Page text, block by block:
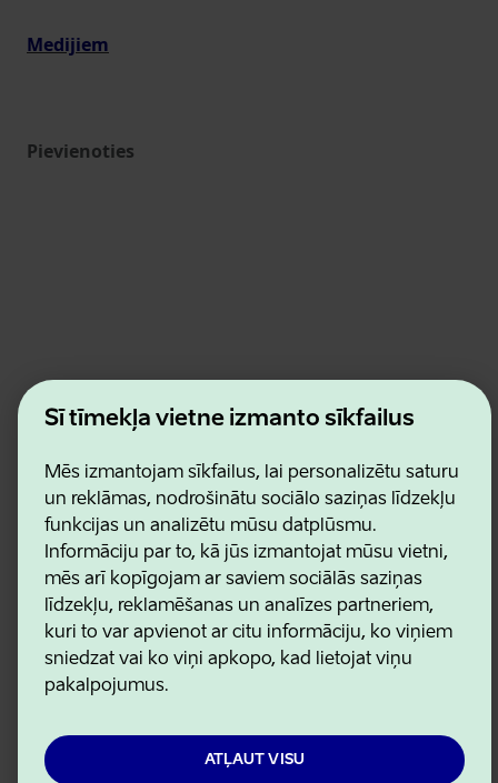
Šī tīmekļa vietne izmanto sīkfailus
Mēs izmantojam sīkfailus, lai personalizētu saturu
un reklāmas, nodrošinātu sociālo saziņas līdzekļu
funkcijas un analizētu mūsu datplūsmu.
Informāciju par to, kā jūs izmantojat mūsu vietni,
mēs arī kopīgojam ar saviem sociālās saziņas
līdzekļu, reklamēšanas un analīzes partneriem,
kuri to var apvienot ar citu informāciju, ko viņiem
sniedzat vai ko viņi apkopo, kad lietojat viņu
pakalpojumus.
ATĻAUT VISU
Medijiem
Pievienoties
Estonian Business and Innovation Agency
Kontakti
Lietošanas noteikumi
Sīkdatņu un konfidencialitātes politika